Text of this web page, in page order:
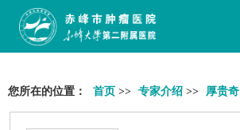
您所在的位置： 首页 >> 专家介绍 >> 厚贵奇